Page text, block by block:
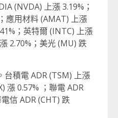
(NVDA) 上漲 3.19%；
應用材料 (AMAT) 上漲
；英特爾 (INTC) 上漲
2.70%；美光 (MU) 跌
台積電 ADR (TSM) 上漲
漲 0.57% ；聯電 ADR
信 ADR (CHT) 跌